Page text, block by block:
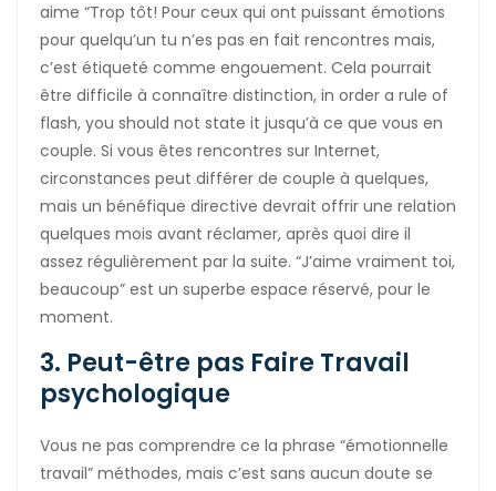
aime “Trop tôt! Pour ceux qui ont puissant émotions
pour quelqu’un tu n’es pas en fait rencontres mais,
c’est étiqueté comme engouement. Cela pourrait
être difficile à connaître distinction, in order a rule of
flash, you should not state it jusqu’à ce que vous en
couple. Si vous êtes rencontres sur Internet,
circonstances peut différer de couple à quelques,
mais un bénéfique directive devrait offrir une relation
quelques mois avant réclamer, après quoi dire il
assez régulièrement par la suite. “J’aime vraiment toi,
beaucoup” est un superbe espace réservé, pour le
moment.
3. Peut-être pas Faire Travail
psychologique
Vous ne pas comprendre ce la phrase “émotionnelle
travail” méthodes, mais c’est sans aucun doute se